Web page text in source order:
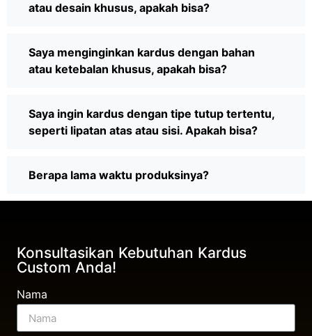
atau desain khusus, apakah bisa?
Saya menginginkan kardus dengan bahan
atau ketebalan khusus, apakah bisa?
Saya ingin kardus dengan tipe tutup tertentu,
seperti lipatan atas atau sisi. Apakah bisa?
Berapa lama waktu produksinya?
Konsultasikan Kebutuhan Kardus
Custom Anda!
Nama